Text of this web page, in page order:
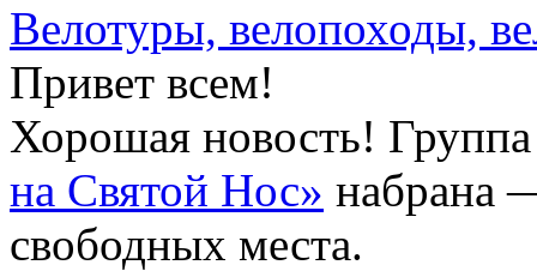
Велотуры, велопоходы,
Привет всем!
Хорошая новость!
на Святой Нос» набрана
свободных места.